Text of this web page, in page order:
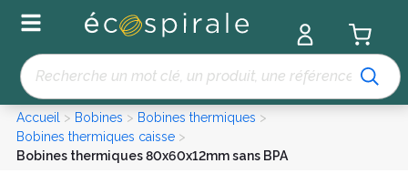
Recherche
Accueil > Bobines > Bobines thermiques >
Bobines thermiques caisse >
Bobines thermiques 80x60x12mm sans BPA
Panneau de gestion des cookies